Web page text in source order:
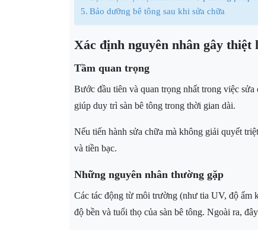
Bảo dưỡng bê tông sau khi sửa chữa
Xác định nguyên nhân gây thiệt
Tầm quan trọng
Bước đầu tiên và quan trọng nhất trong việc sửa
giúp duy trì sàn bê tông trong thời gian dài.
Nếu tiến hành sửa chữa mà không giải quyết
và tiền bạc.
Những nguyên nhân thường gặp
Các tác động từ môi trường (như tia UV, độ
độ bền và tuổi thọ của sàn bê tông. Ngoài ra,